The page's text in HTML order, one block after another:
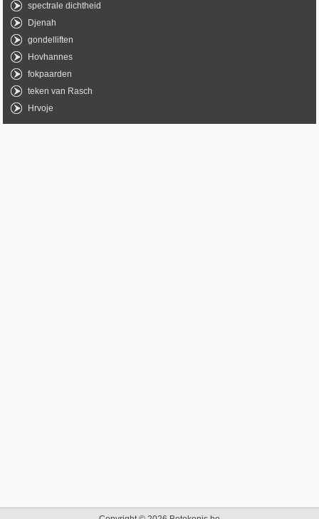
spectrale dichtheid
Djenah
gondelliften
Hovhannes
fokpaarden
teken van Rasch
Hrvoje